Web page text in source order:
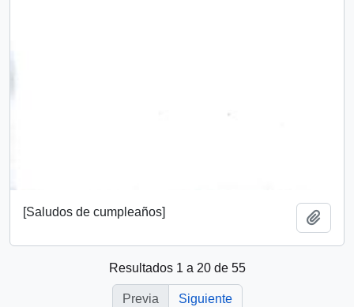
[Saludos de cumpleaños]
Resultados 1 a 20 de 55
Previa Siguiente